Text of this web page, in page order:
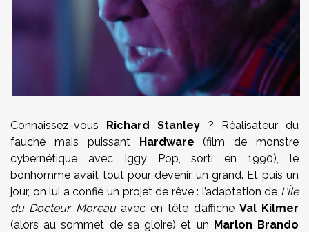
Connaissez-vous Richard Stanley ? Réalisateur du
fauché mais puissant Hardware (film de monstre
cybernétique avec Iggy Pop, sorti en 1990), le
bonhomme avait tout pour devenir un grand. Et puis un
jour, on lui a confié un projet de rêve : l’adaptation de L’Île
du Docteur Moreauavec en tête d’affiche Val Kilmer
(alors au sommet de sa gloire) et un Marlon Brando